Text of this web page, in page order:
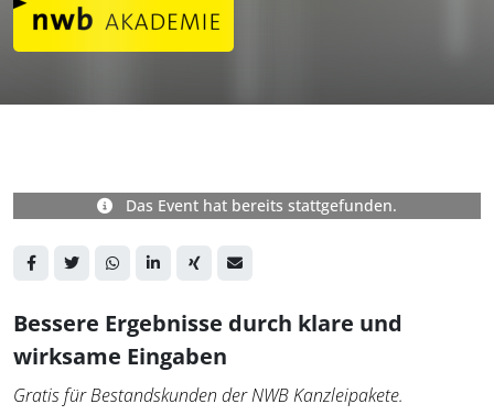
Das Event hat bereits stattgefunden.
Bessere Ergebnisse durch klare und
wirksame Eingaben
Gratis für Bestandskunden der NWB Kanzleipakete.